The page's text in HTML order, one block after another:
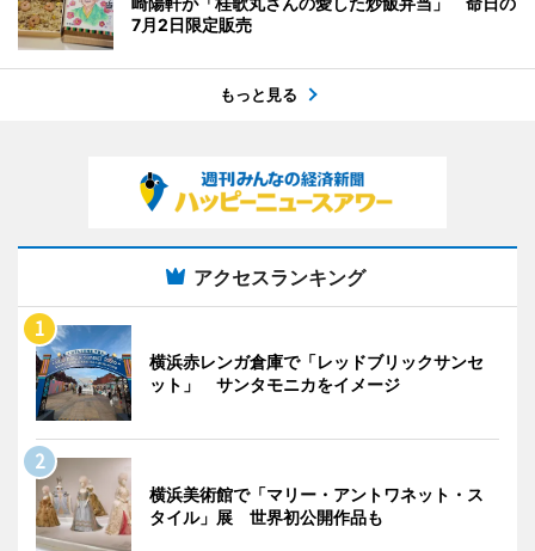
7月2日限定販売
もっと見る
アクセスランキング
横浜赤レンガ倉庫で「レッドブリックサンセ
ット」 サンタモニカをイメージ
横浜美術館で「マリー・アントワネット・ス
タイル」展 世界初公開作品も